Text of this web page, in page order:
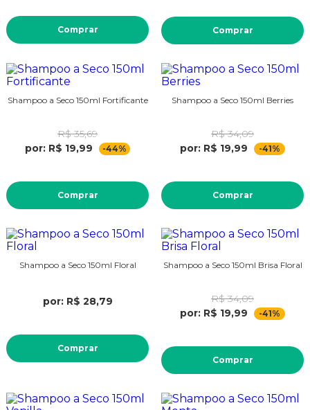
Comprar Comprar
Shampoo a Seco 150ml Fortificante
R$ 35,69
por: R$ 19,99
-44%
Comprar
Shampoo a Seco 150ml Berries
R$ 34,09
por: R$ 19,99
-41%
Comprar
Shampoo a Seco 150ml Floral
por: R$ 28,79
Comprar
Shampoo a Seco 150ml Brisa Floral
R$ 34,09
por: R$ 19,99
-41%
Comprar